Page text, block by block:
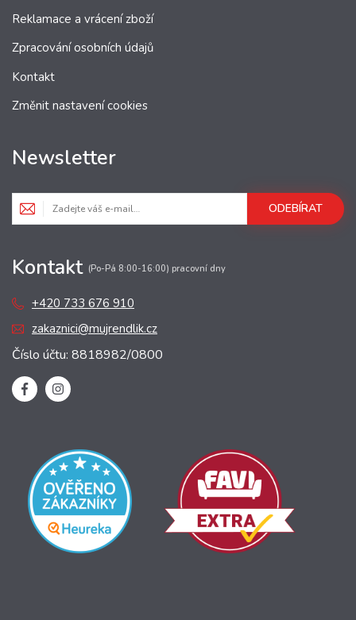
Reklamace a vrácení zboží
Zpracování osobních údajů
Kontakt
Změnit nastavení cookies
Newsletter
ODEBÍRAT
Kontakt (Po-Pá 8:00-16:00) pracovní dny
+420 733 676 910
zakaznici@mujrendlik.cz
Číslo účtu: 8818982/0800